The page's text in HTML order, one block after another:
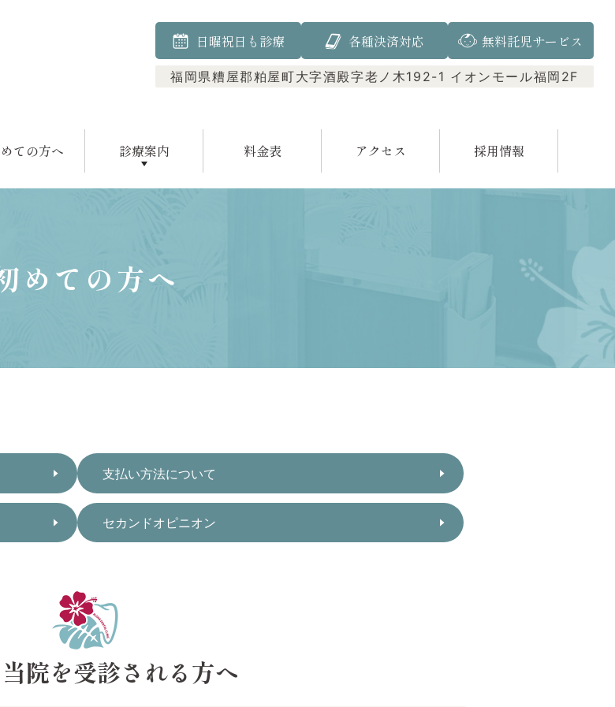
日曜祝日も診療 各種決済対応 無料託児サービス
福岡県糟屋郡粕屋町大字酒殿字老ノ木192-1 イオンモール福岡2F
ての方へ 診療案内 料金表 アクセス 採用情報
めての方へ
支払い方法について
セカンドオピニオン
院を受診される方へ